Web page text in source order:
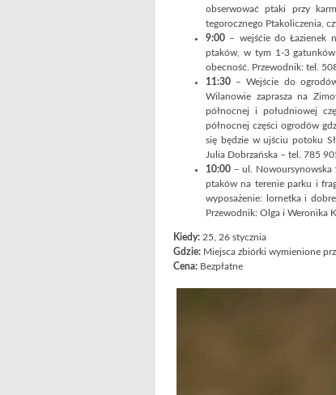
obserwować ptaki przy
tegorocznego Ptakoliczenia,
9:00 – wejśćie do Łazienek
ptaków, w tym 1-3 gatunków
obecność. Przewodnik: tel.
11:30 – Wejście do
Wilanowie zaprasza na
północnej i południowej
północnej części ogrodów
się będzie w ujściu potoku
Julia Dobrzańska – tel. 785
10:00 – ul. Nowoursynowska
ptaków na terenie parku i
wyposażenie: lornetka i
Przewodnik: Olga i Weronika
Kiedy: 25, 26 stycznia
Gdzie: Miejsca zbiórki wymienione
Cena: Bezpłatne